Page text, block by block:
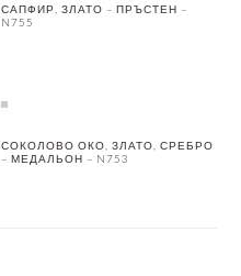
САПФИР, ЗЛАТО – ПРЪСТЕН –
N755
СОКОЛОВО ОКО, ЗЛАТО, СРЕБРО
– МЕДАЛЬОН – N753